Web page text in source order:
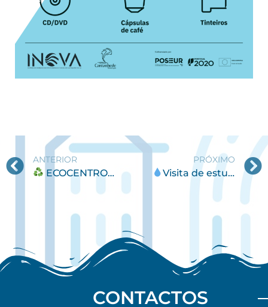
ANTERIOR
ECOCENTRO MÓVEL estará em Cantanhede, junto ao quartel dos Bombeiros Voluntários
PRÓXIMO
Visita de estudo à ETAR de Murtede
CONTACTOS